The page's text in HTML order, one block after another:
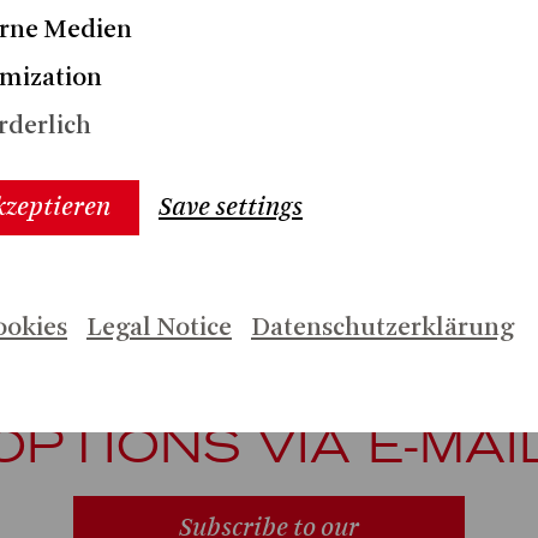
ON
VIA E-
Subscribe to our
Medien
Save settings
Legal Notice Datenschutzerklärung